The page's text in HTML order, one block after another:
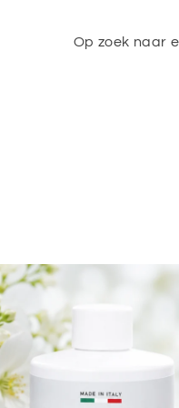
Op zoek naar